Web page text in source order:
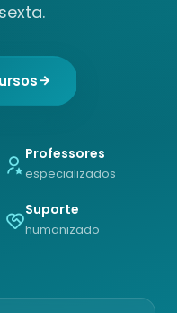
Professores
especializados
Suporte
humanizado